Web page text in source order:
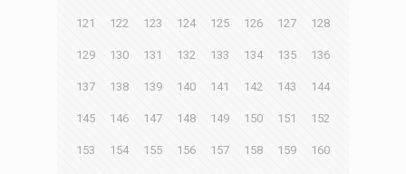
121 122 123 124 125 126 127 128
129 130 131 132 133 134 135 136
137 138 139 140 141 142 143 144
145 146 147 148 149 150 151 152
153 154 155 156 157 158 159 160